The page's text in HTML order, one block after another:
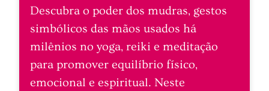
Descubra o poder dos mudras, gestos
simbólicos das mãos usados há
milênios no yoga, reiki e meditação
para promover equilíbrio físico,
emocional e espiritual. Neste